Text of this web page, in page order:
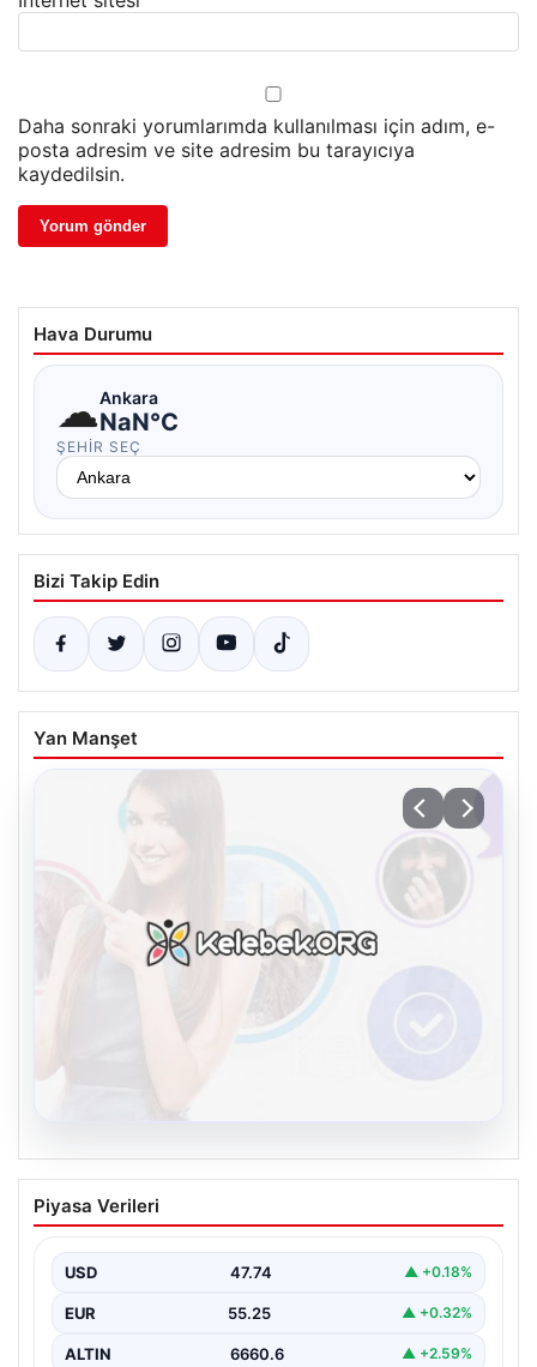
Daha sonraki yorumlarımda kullanılması için adım, e-
posta adresim ve site adresim bu tarayıcıya
kaydedilsin.
Hava Durumu
☁Ankara
NaN°C
ŞEHIR SEÇ
Bizi Takip Edin
Yan Manşet
Kelebek.Org İle Dijital İletişimin
Sertifikalı Adresi Ve Muhabbet
Sanal ortamında insanların kaliteli bir şekilde bağlantı
olarak…
Piyasa Verileri
USD 47.74 ▲ +0.18%
EUR 55.25 ▲ +0.32%
ALTIN 6660.6 ▲ +2.59%